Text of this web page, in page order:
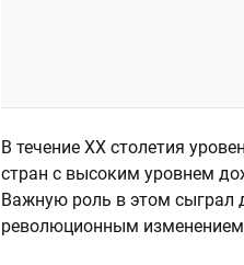
В течение XX столетия
стран с высоким уровнем
Важную роль в этом сыграл
революционным